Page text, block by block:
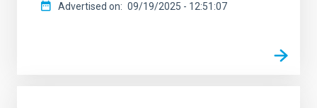
Advertised on 09/19/2025 - 12:51:07